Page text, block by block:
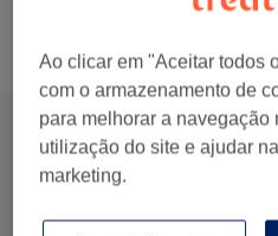
Procurar serviços
Ao clicar em "Aceitar todos
com o armazenamento de
para melhorar a navegação
utilização do site e ajudar
marketing.